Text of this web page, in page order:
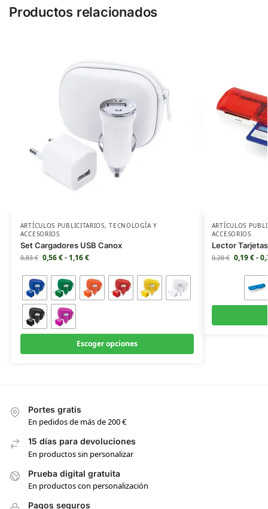
Productos relacionados
ARTÍCULOS PUBLICITARIOS,TECNOLOGÍA Y
ACCESORIOS
Set Cargadores USB Canox
0,83€ 0,56€- 1,16€
Escoger opciones
ARTÍCULOS
ACCESORIOS
Lector
0,28€ 0,19€-
Portes gratis
En pedidos de más de 200 €
15 días para devoluciones
En productos sin personalizar
Prueba digital gratuita
En productos con personalización
Pagos seguros